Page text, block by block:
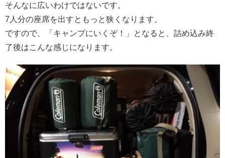
そんなに広いわけではないです。
7人分の座席を出すともっと狭くなります。
ですので、「キャンプにいくぞ！」となると、詰め込み終
了後はこんな感じになります。